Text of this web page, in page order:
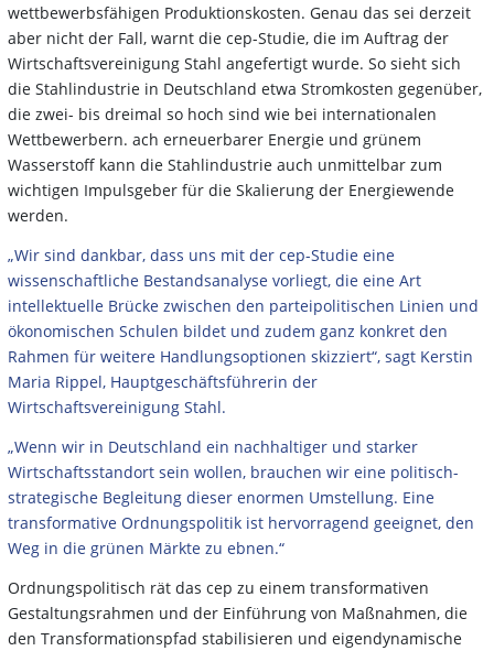
wettbewerbsfähigen Produktionskosten. Genau das sei derzeit
aber nicht der Fall, warnt die cep-Studie, die im Auftrag der
Wirtschaftsvereinigung Stahl angefertigt wurde. So sieht sich
die Stahlindustrie in Deutschland etwa Stromkosten gegenüber,
die zwei- bis dreimal so hoch sind wie bei internationalen
Wettbewerbern. ach erneuerbarer Energie und grünem
Wasserstoff kann die Stahlindustrie auch unmittelbar zum
wichtigen Impulsgeber für die Skalierung der Energiewende
werden.
„Wir sind dankbar, dass uns mit der cep-Studie eine
wissenschaftliche Bestandsanalyse vorliegt, die eine Art
intellektuelle Brücke zwischen den parteipolitischen Linien und
ökonomischen Schulen bildet und zudem ganz konkret den
Rahmen für weitere Handlungsoptionen skizziert“, sagt Kerstin
Maria Rippel, Hauptgeschäftsführerin der
Wirtschaftsvereinigung Stahl.
„Wenn wir in Deutschland ein nachhaltiger und starker
Wirtschaftsstandort sein wollen, brauchen wir eine politisch-
strategische Begleitung dieser enormen Umstellung. Eine
transformative Ordnungspolitik ist hervorragend geeignet, den
Weg in die grünen Märkte zu ebnen.“
Ordnungspolitisch rät das cep zu einem transformativen
Gestaltungsrahmen und der Einführung von Maßnahmen, die
den Transformationspfad stabilisieren und eigendynamische